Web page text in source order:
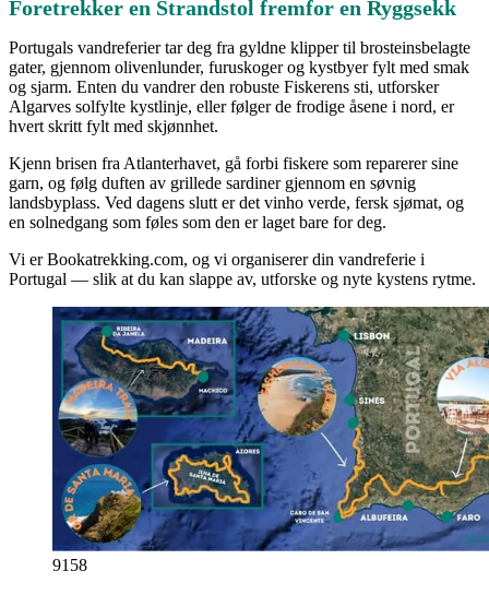
Foretrekker en Strandstol fremfor en Ryggsekk
Portugals vandreferier tar deg fra gyldne klipper til brosteinsbelagte
gater, gjennom olivenlunder, furuskoger og kystbyer fylt med smak
og sjarm. Enten du vandrer den robuste Fiskerens sti, utforsker
Algarves solfylte kystlinje, eller følger de frodige åsene i nord, er
hvert skritt fylt med skjønnhet.
Kjenn brisen fra Atlanterhavet, gå forbi fiskere som reparerer sine
garn, og følg duften av grillede sardiner gjennom en søvnig
landsbyplass. Ved dagens slutt er det vinho verde, fersk sjømat, og
en solnedgang som føles som den er laget bare for deg.
Vi er Bookatrekking.com, og vi organiserer din vandreferie i
Portugal — slik at du kan slappe av, utforske og nyte kystens rytme.
9158